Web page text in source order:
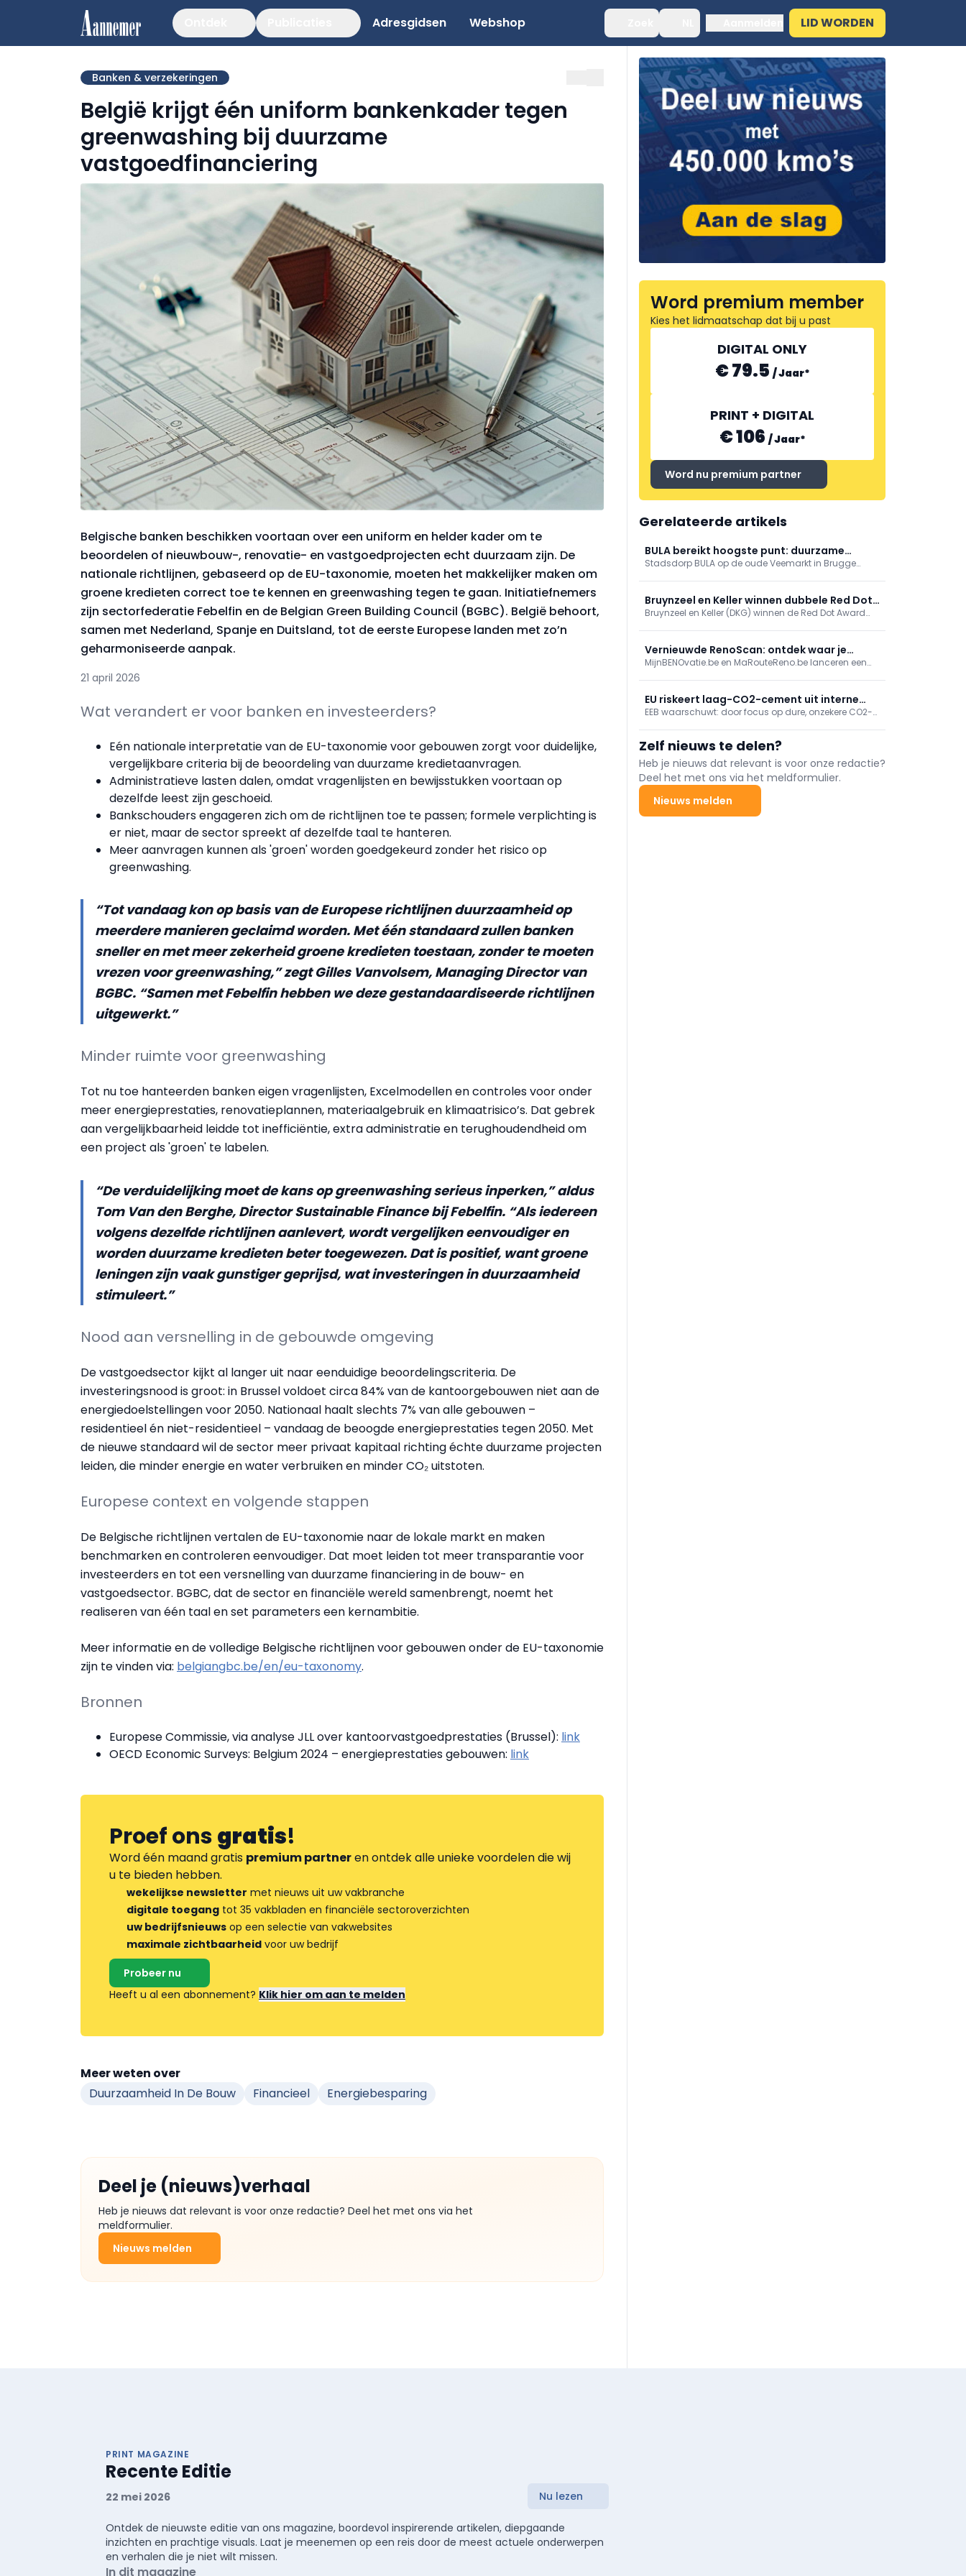
Adresgidsen Webshop LID WORDEN
Banken & verzekeringen
België krijgt één uniform bankenkader tegen
greenwashing bij duurzame
vastgoedfinanciering
Belgische banken beschikken voortaan over een uniform en helder kader om te
beoordelen of nieuwbouw-, renovatie- en vastgoedprojecten echt duurzaam zijn. De
nationale richtlijnen, gebaseerd op de EU-taxonomie, moeten het makkelijker maken om
groene kredieten correct toe te kennen en greenwashing tegen te gaan. Initiatiefnemers
zijn sectorfederatie Febelfin en de Belgian Green Building Council (BGBC). België behoort,
samen met Nederland, Spanje en Duitsland, tot de eerste Europese landen met zo’n
geharmoniseerde aanpak.
21 april 2026
Wat verandert er voor banken en investeerders?
Eén nationale interpretatie van de EU-taxonomie voor gebouwen zorgt voor duidelijke,
vergelijkbare criteria bij de beoordeling van duurzame kredietaanvragen.
Administratieve lasten dalen, omdat vragenlijsten en bewijsstukken voortaan op
dezelfde leest zijn geschoeid.
Bankschouders engageren zich om de richtlijnen toe te passen; formele verplichting is
er niet, maar de sector spreekt af dezelfde taal te hanteren.
Meer aanvragen kunnen als 'groen' worden goedgekeurd zonder het risico op
greenwashing.
“Tot vandaag kon op basis van de Europese richtlijnen duurzaamheid op
meerdere manieren geclaimd worden. Met één standaard zullen banken
sneller en met meer zekerheid groene kredieten toestaan, zonder te moeten
vrezen voor greenwashing,” zegt Gilles Vanvolsem, Managing Director van
BGBC. “Samen met Febelfin hebben we deze gestandaardiseerde richtlijnen
uitgewerkt.”
Minder ruimte voor greenwashing
Tot nu toe hanteerden banken eigen vragenlijsten, Excelmodellen en controles voor onder
meer energieprestaties, renovatieplannen, materiaalgebruik en klimaatrisico’s. Dat gebrek
aan vergelijkbaarheid leidde tot inefficiëntie, extra administratie en terughoudendheid om
een project als 'groen' te labelen.
“De verduidelijking moet de kans op greenwashing serieus inperken,” aldus
Tom Van den Berghe, Director Sustainable Finance bij Febelfin. “Als iedereen
volgens dezelfde richtlijnen aanlevert, wordt vergelijken eenvoudiger en
worden duurzame kredieten beter toegewezen. Dat is positief, want groene
leningen zijn vaak gunstiger geprijsd, wat investeringen in duurzaamheid
stimuleert.”
Nood aan versnelling in de gebouwde omgeving
De vastgoedsector kijkt al langer uit naar eenduidige beoordelingscriteria. De
investeringsnood is groot: in Brussel voldoet circa 84% van de kantoorgebouwen niet aan de
energiedoelstellingen voor 2050. Nationaal haalt slechts 7% van alle gebouwen –
residentieel én niet-residentieel – vandaag de beoogde energieprestaties tegen 2050. Met
de nieuwe standaard wil de sector meer privaat kapitaal richting échte duurzame projecten
leiden, die minder energie en water verbruiken en minder CO₂ uitstoten.
Europese context en volgende stappen
De Belgische richtlijnen vertalen de EU-taxonomie naar de lokale markt en maken
benchmarken en controleren eenvoudiger. Dat moet leiden tot meer transparantie voor
investeerders en tot een versnelling van duurzame financiering in de bouw- en
vastgoedsector. BGBC, dat de sector en financiële wereld samenbrengt, noemt het
realiseren van één taal en set parameters een kernambitie.
Meer informatie en de volledige Belgische richtlijnen voor gebouwen onder de EU-taxonomie
zijn te vinden via: belgiangbc.be/en/eu-taxonomy.
Bronnen
Europese Commissie, via analyse JLL over kantoorvastgoedprestaties (Brussel): link
OECD Economic Surveys: Belgium 2024 – energieprestaties gebouwen: link
Proef onsgratis!
Word één maand gratis premium partneren ontdek alle unieke voordelen die wij
u te bieden hebben.
wekelijkse newsletter met nieuws uit uw vakbranche
digitale toegang tot 35 vakbladen en financiële sectoroverzichten
uw bedrijfsnieuws op een selectie van vakwebsites
maximale zichtbaarheid voor uw bedrijf
Probeer nu
Heeft u al een abonnement? Klik hier om aan te melden
Meer weten over
Duurzaamheid In De Bouw
Financieel Energiebesparing
Deel je (nieuws)verhaal
Heb je nieuws dat relevant is voor onze redactie? Deel het met ons via het
meldformulier.
Nieuws melden
Word premium member
Kies het lidmaatschap dat bij u past
DIGITAL ONLY
€ 79.5 /Jaar*
PRINT + DIGITAL
€ 106 /Jaar*
Word nu premium partner
Gerelateerde artikels
BULA bereikt hoogste punt: duurzame
hotspot op Brugse Veemarkt
Stadsdorp BULA op de oude Veemarkt in Brugge
met plein en park. Supermarkt en (para)medische
praktijken tekenen in; fossielvrije energie via
geothermie. Eerste intrek midden 2027.
Bruynzeel en Keller winnen dubbele Red Dot
Award 2026 voor biobased keukens
Bruynzeel en Keller (DKG) winnen de Red Dot Award
Onafhankelijke erkenning van DKG’s duurzame,
schaalbare en betaalbare innovatie.
Vernieuwde RenoScan: ontdek waar je
woning het meest energie bespaart
MijnBENOvatie.be en MaRouteReno.be lanceren een
snel inzicht geeft in hun energieprestatie, prioritaire
renovaties en bijhorende premies/financiering, met
een persoonlijk rapport en stap-voor-stapadvies.
EU riskeert laag-CO2-cement uit interne
markt te sluiten
EEB waarschuwt: door focus op dure, onzekere CO2-
kunnen nu 40-70% CO2 besparen; vraag om
prestatie-eisen in normen en aanbesteding.
Zelf nieuws te delen?
Heb je nieuws dat relevant is voor onze redactie?
Deel het met ons via het meldformulier.
Nieuws melden
PRINT MAGAZINE
Recente Editie
22 mei 2026 Nu lezen
Ontdek de nieuwste editie van ons magazine, boordevol inspirerende artikelen, diepgaande
inzichten en prachtige visuals. Laat je meenemen op een reis door de meest actuele onderwerpen
en verhalen die je niet wilt missen.
In dit magazine